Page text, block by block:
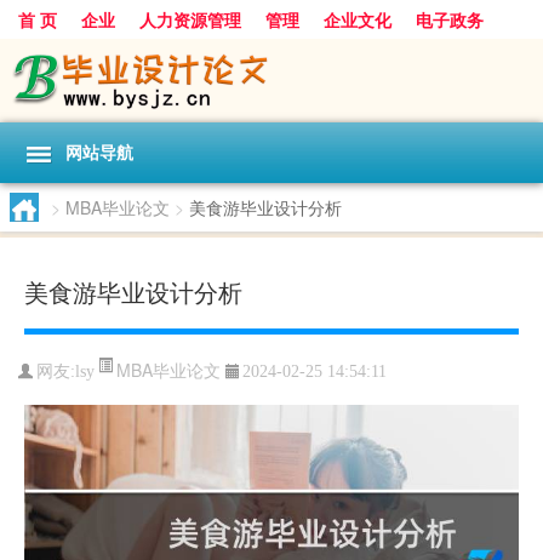
首 页 企业 人力资源管理 管理 企业文化
电子政务
数据
旅游 项目 浅谈 发展
网站导航
> MBA毕业论文 > 美食游毕业设计分析
美食游毕业设计分析
网友: lsy MBA毕业论文 2024-02-25 14:54:11